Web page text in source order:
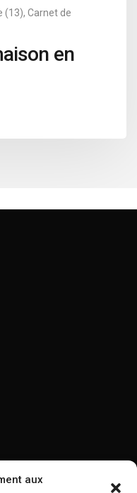
aux
(13), Carnet de
en